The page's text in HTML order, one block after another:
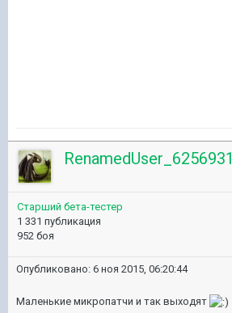
RenamedUser_6256931
Старший бета-тестер
1 331 публикация
952 боя
Опубликовано: 6 ноя 2015, 06:20:44
Маленькие микропатчи и так выходят